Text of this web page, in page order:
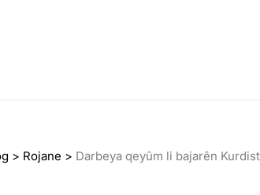
> Rojane > Darbeya qeyûm li bajarên